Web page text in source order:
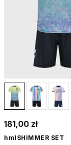
181,00 zł
hmlSHIMMER SET